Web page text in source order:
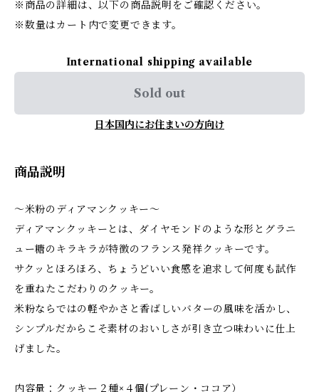
※商品の詳細は、以下の商品説明をご確認ください。
※数量はカート内で変更できます。
International shipping available
Sold out
日本国内にお住まいの方向け
商品説明
〜米粉のディアマンクッキー〜
ディアマンクッキーとは、ダイヤモンドのような形とグラニ
ュー糖のキラキラが特徴のフランス発祥クッキーです。
サクッとほろほろ、ちょうどいい食感を追求して何度も試作
を重ねたこだわりのクッキー。
米粉ならではの軽やかさと香ばしいバターの風味を活かし、
シンプルだからこそ素材のおいしさが引き立つ味わいに仕上
げました。
内容量：クッキー２種×４個(プレーン・ココア）